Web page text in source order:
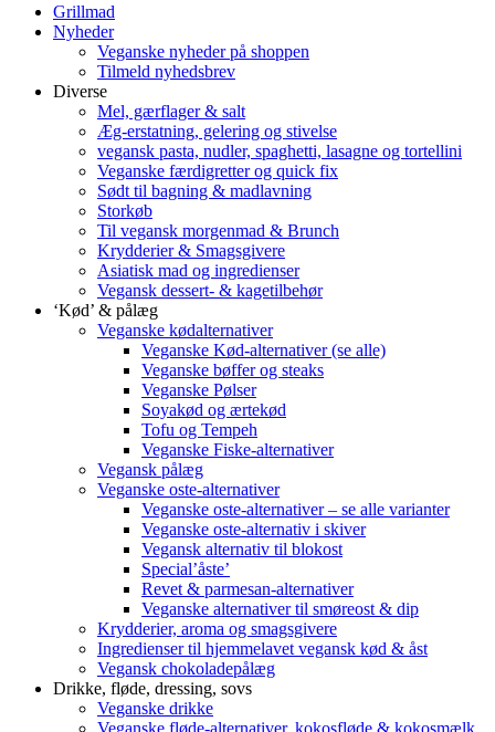
Grillmad
Nyheder
Veganske nyheder på shoppen
Tilmeld nyhedsbrev
Diverse
Mel, gærflager & salt
Æg-erstatning, gelering og stivelse
vegansk pasta, nudler, spaghetti, lasagne og tortellini
Veganske færdigretter og quick fix
Sødt til bagning & madlavning
Storkøb
Til vegansk morgenmad & Brunch
Krydderier & Smagsgivere
Asiatisk mad og ingredienser
Vegansk dessert- & kagetilbehør
‘Kød’ & pålæg
Veganske kødalternativer
Veganske Kød-alternativer (se alle)
Veganske bøffer og steaks
Veganske Pølser
Soyakød og ærtekød
Tofu og Tempeh
Veganske Fiske-alternativer
Vegansk pålæg
Veganske oste-alternativer
Veganske oste-alternativer – se alle varianter
Veganske oste-alternativ i skiver
Vegansk alternativ til blokost
Special’åste’
Revet & parmesan-alternativer
Veganske alternativer til smøreost & dip
Krydderier, aroma og smagsgivere
Ingredienser til hjemmelavet vegansk kød & åst
Vegansk chokoladepålæg
Drikke, fløde, dressing, sovs
Veganske drikke
Veganske fløde-alternativer, kokosfløde & kokosmælk